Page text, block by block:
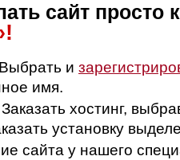
сайт просто
Выбрать и
имя.
Заказать хостинг,
установку
сайта у нашего